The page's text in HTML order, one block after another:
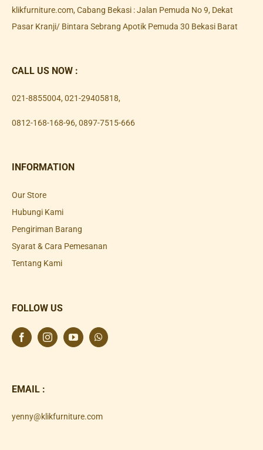
klikfurniture.com, Cabang Bekasi : Jalan Pemuda No 9, Dekat
Pasar Kranji/ Bintara Sebrang Apotik Pemuda 30 Bekasi Barat
CALL US NOW :
021-8855004, 021-29405818,
0812-168-168-96, 0897-7515-666
INFORMATION
Our Store
Hubungi Kami
Pengiriman Barang
Syarat & Cara Pemesanan
Tentang Kami
FOLLOW US
EMAIL :
yenny@klikfurniture.com